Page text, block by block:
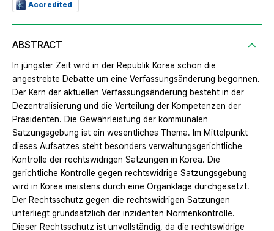
Accredited
ABSTRACT
In jüngster Zeit wird in der Republik Korea schon die
angestrebte Debatte um eine Verfassungsänderung begonnen.
Der Kern der aktuellen Verfassungsänderung besteht in der
Dezentralisierung und die Verteilung der Kompetenzen der
Präsidenten. Die Gewährleistung der kommunalen
Satzungsgebung ist ein wesentliches Thema. Im Mittelpunkt
dieses Aufsatzes steht besonders verwaltungsgerichtliche
Kontrolle der rechtswidrigen Satzungen in Korea. Die
gerichtliche Kontrolle gegen rechtswidrige Satzungsgebung
wird in Korea meistens durch eine Organklage durchgesetzt.
Der Rechtsschutz gegen die rechtswidrigen Satzungen
unterliegt grundsätzlich der inzidenten Normenkontrolle.
Dieser Rechtsschutz ist unvollständig, da die rechtswidrige